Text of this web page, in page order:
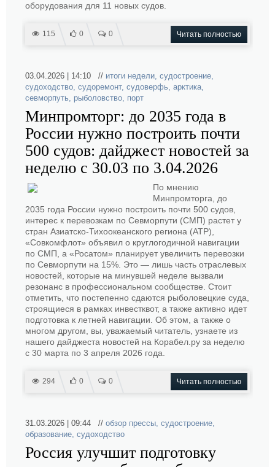
оборудования для 11 новых судов.
115 0 0 Читать полностью
03.04.2026 | 14:10 // итоги недели, судостроение,
судоходство, судоремонт, судоверфь, арктика,
севморпуть, рыболовство, порт
Минпромторг: до 2035 года в
России нужно построить почти
500 судов: дайджест новостей за
неделю с 30.03 по 3.04.2026
По мнению
Минпромторга, до
2035 года России нужно построить почти 500 судов,
интерес к перевозкам по Севморпути (СМП) растет у
стран Азиатско-Тихоокеанского региона (АТР),
«Совкомфлот» объявил о круглогодичной навигации
по СМП, а «Росатом» планирует увеличить перевозки
по Севморпути на 15%. Это — лишь часть отраслевых
новостей, которые на минувшей неделе вызвали
резонанс в профессиональном сообществе. Стоит
отметить, что постепенно сдаются рыболовецкие суда,
строящиеся в рамках инвестквот, а также активно идет
подготовка к летней навигации. Об этом, а также о
многом другом, вы, уважаемый читатель, узнаете из
нашего дайджеста новостей на Корабел.ру за неделю
с 30 марта по 3 апреля 2026 года.
294 0 0 Читать полностью
31.03.2026 | 09:44 // обзор прессы, судостроение,
образование, судоходство
Россия улучшит подготовку